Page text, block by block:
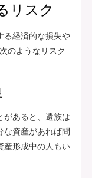
リスク
る経済的な損失や
のようなリスク
があると、遺族は
な資産があれば問
産形成中の人もい